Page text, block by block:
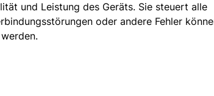
und Leistung des Geräts. Sie steuert alle
oder andere Fehler